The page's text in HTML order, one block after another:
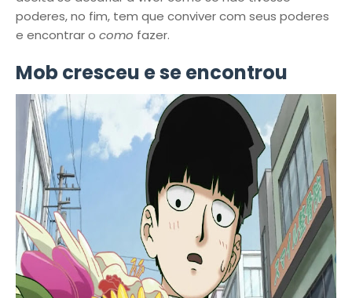
poderes, no fim, tem que conviver com seus poderes
e encontrar o como fazer.
Mob cresceu e se encontrou